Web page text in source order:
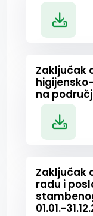
Zaključak
na
Zaključak
radu i
01.01.-